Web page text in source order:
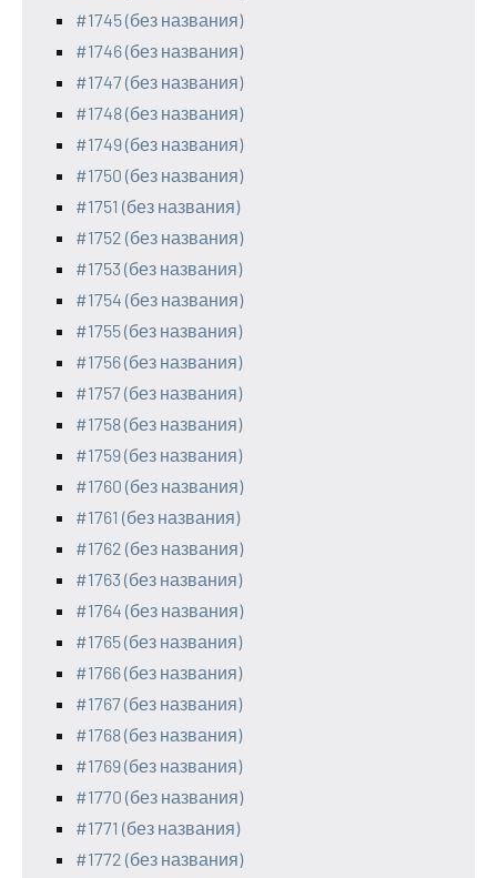
#1745 (без названия)
#1746 (без названия)
#1747 (без названия)
#1748 (без названия)
#1749 (без названия)
#1750 (без названия)
#1751 (без названия)
#1752 (без названия)
#1753 (без названия)
#1754 (без названия)
#1755 (без названия)
#1756 (без названия)
#1757 (без названия)
#1758 (без названия)
#1759 (без названия)
#1760 (без названия)
#1761 (без названия)
#1762 (без названия)
#1763 (без названия)
#1764 (без названия)
#1765 (без названия)
#1766 (без названия)
#1767 (без названия)
#1768 (без названия)
#1769 (без названия)
#1770 (без названия)
#1771 (без названия)
#1772 (без названия)